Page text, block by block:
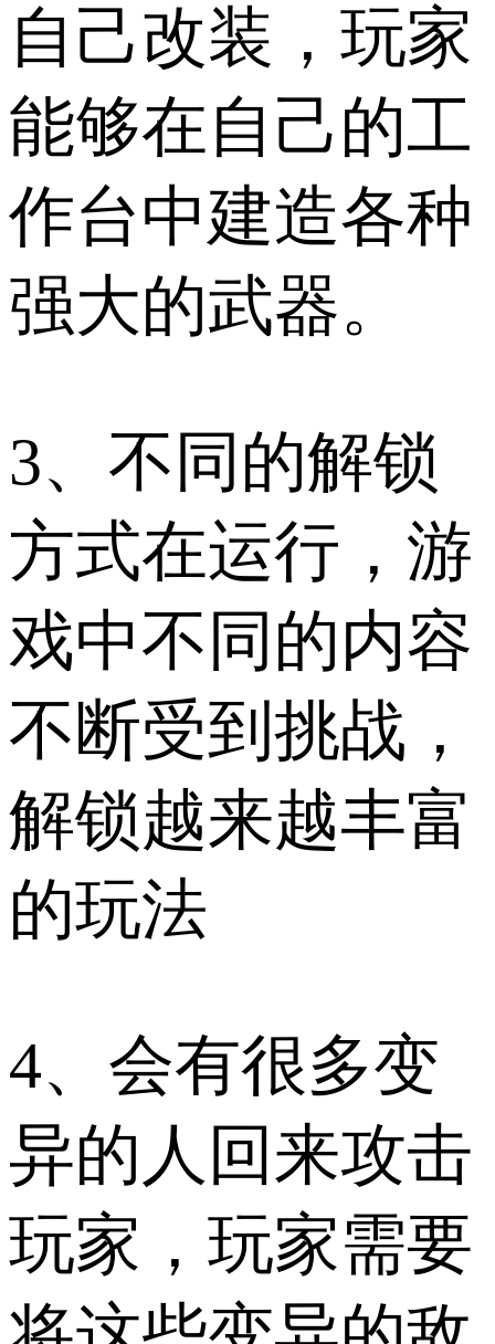
自己改装，玩家
能够在自己的工
作台中建造各种
强大的武器。
3、不同的解锁
方式在运行，游
戏中不同的内容
不断受到挑战，
解锁越来越丰富
的玩法
4、会有很多变
异的人回来攻击
玩家，玩家需要